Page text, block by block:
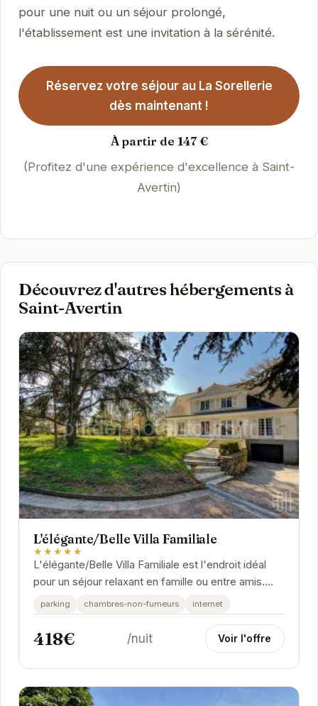
pour une nuit ou un séjour prolongé,
l'établissement est une invitation à la sérénité.
Réservez votre séjour au La Sorellerie
dès maintenant !
À partir de 147 €
(Profitez d'une expérience d'excellence à Saint-
Avertin)
Découvrez d'autres hébergements à
Saint-Avertin
L'élégante/Belle Villa Familiale
★★★★★
L'élégante/Belle Villa Familiale est l'endroit idéal
pour un séjour relaxant en famille ou entre amis.
Avec son emplacement paisible et ses...
parking chambres-non-fumeurs internet
418€ /nuit Voir l'offre